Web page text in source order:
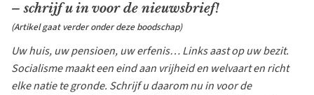
– schrijf u in voor de nieuwsbrief!
(Artikel gaat verder onder deze boodschap)
Uw huis, uw pensioen, uw erfenis… Links aast op uw bezit.
Socialisme maakt een eind aan vrijheid en welvaart en richt
elke natie te gronde. Schrijf u daarom nu in voor de